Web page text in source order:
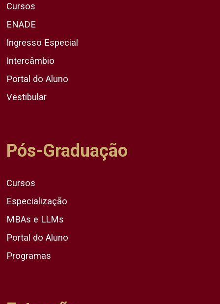
Cursos
ENADE
Ingresso Especial
Intercâmbio
Portal do Aluno
Vestibular
Pós-Graduação
Cursos
Especialização
MBAs e LLMs
Portal do Aluno
Programas